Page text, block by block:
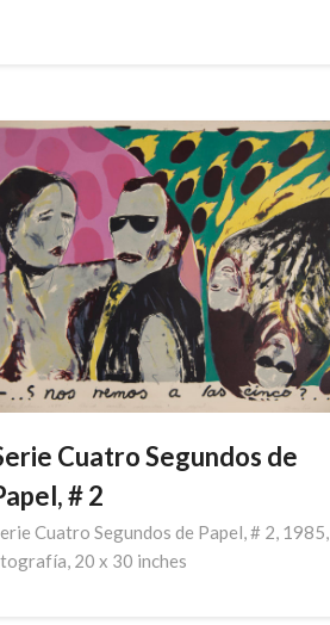
Cuatro Segundos de
# 2
Cuatro Segundos de Papel, # 2, 1985,
20 x 30 inches